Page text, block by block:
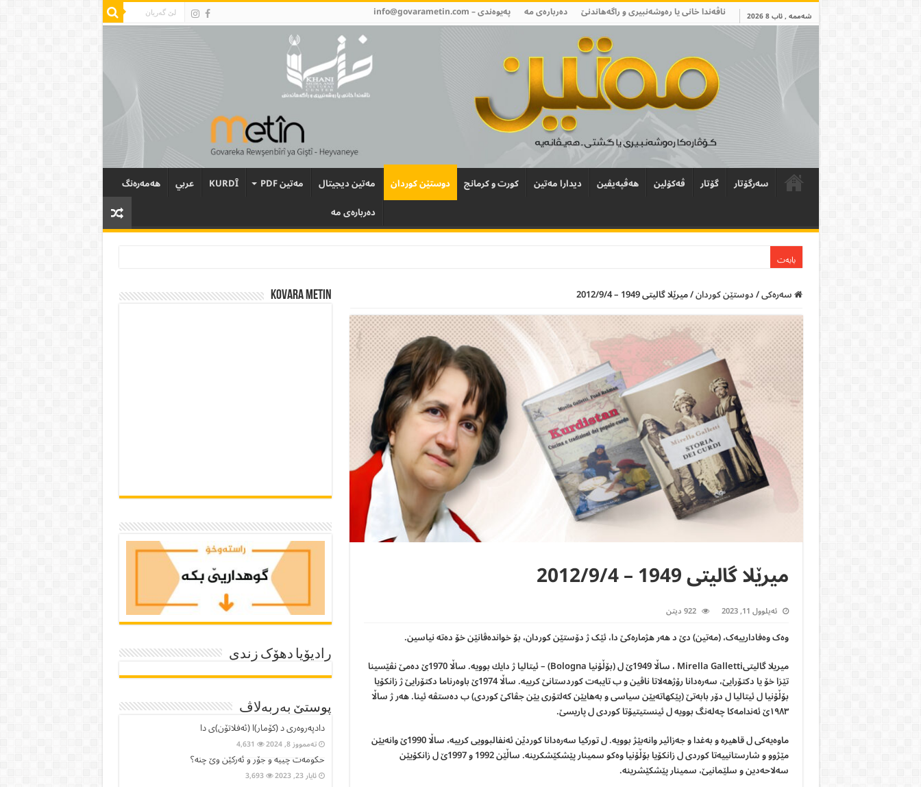
شەممە , ئاب 8 2026 ناڤەندا خانی یا رەوشەنبیری و راگەھاندنێ دەربارەی مە پەیوەندی –info@govarametin.com
سەرگۆتار گۆتار ڤەکۆلین ھەڤپەیڤین دیدارا مەتین کورت و کرمانج دوستێن کوردان مەتین دیجیتال مەتین PDF KURDÎ عربي
هەمەرەنگ
دەربارەی مە
بابەت
سەرەکی/دوستێن کوردان/میرێلا گالیتى 1949 – 2012/9/4
میرێلا گالیتى 1949 – 2012/9/4
ئەیلوول 11, 2023 922 ديتن
وەک وەفادارییەک، (مەتین) دێ د هەر هژمارەکێ دا، ئێک ژ دۆستێن کوردان، بۆ خواندەڤانێن خۆ دەتە نیاسین.
میریلا گالیتىMirella Galletti ، ساڵا 1949ێ ل (بۆڵۆنیا Bologna) – ئیتالیا ژ دایك بوویه‌. ساڵا 1970ێ ده‌مێ نڤێسینا
تێزا خۆ یا دكتۆرایێ، سه‌ره‌دانا رۆژهه‌لاتا ناڤین و ب تایبه‌ت كوردستانێ كرییه‌. ساڵا 1974ێ باوه‌رناما دكتۆرایێ ژ زانكۆیا
بۆڵۆنیا ل ئیتالیا ل دۆر بابه‌تێ (پێكهاته‌یێن سیاسى و به‌هایێن كه‌لتۆرى یێن جڤاكێ كوردى) ب ده‌ستڤه‌ ئینا. هەر ژ ساڵا
١٩٨٣ێ ئەندامەکا چەلەنگ بوویە ل ئینستیتیۆتا کوردی ل پاریسێ.
ماوه‌یه‌كى ل قاهیره‌ و به‌غدا و جه‌زائیر وانەبێژ بوویه‌. ل توركیا سه‌ره‌دانا كوردێن ئه‌نفالبوویى كرییه‌، ساڵا 1990ێ وانه‌یێن
مێژوو و شارستانییه‌تا كوردى ل زانكۆیا بۆڵۆنیا وه‌كو سمینار پێشكێشكرینه‌. ساڵێن 1992 و 1997ێ ل زانكۆیێن
سه‌لاحه‌دین و سلێمانیێ، سمینار پێشكێشرینه‌.
Kovara Metin
رادیۆیا دھۆک زندی
پوستێ بەربەلاڤ
دادپەروەری د (کۆمار)ا (ئەفلاتۆن)ی دا
تەممووز 8, 2024 4,631
حکومەت چییە و جۆر و ئەرکێن وێ چنە؟
ئایار 23, 2023
3,693